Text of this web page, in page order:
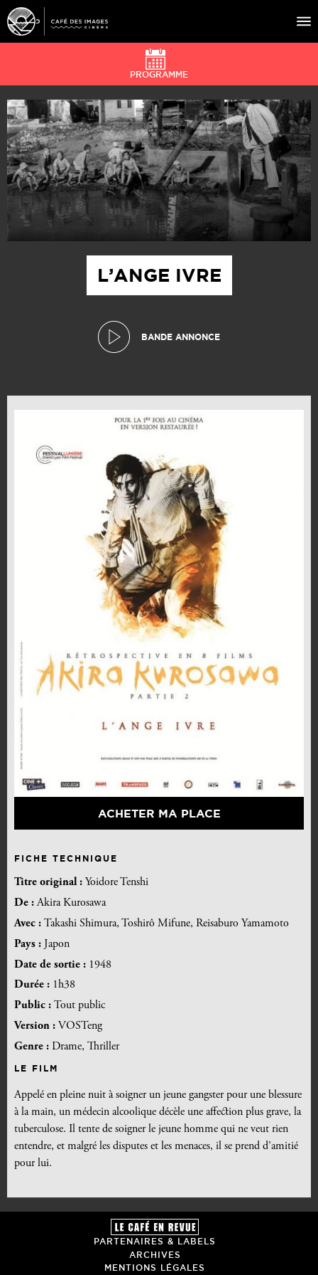
À L’AFFICHE
ÉVÉNEMENTS
CAFÉ DU CINÉ
PRATIQUE
ÉDUCATION AUX IMAGES
L’ANGE IVRE
BANDE ANNONCE
ACHETER MA PLACE
FICHE TECHNIQUE
Titre original : Yoidore Tenshi
De :Akira Kurosawa
Avec : Takashi Shimura, Toshirô Mifune, Reisaburo Yamamoto
Pays : Japon
Date de sortie : 1948
Durée : 1h38
Public : Tout public
Version : VOSTeng
Genre : Drame, Thriller
LE FILM
Appelé en pleine nuit à soigner un jeune gangster pour une blessure
à la main, un médecin alcoolique décèle une affection plus grave, la
tuberculose. Il tente de soigner le jeune homme qui ne veut rien
entendre, et malgré les disputes et les menaces, il se prend d’amitié
pour lui.
PROGRAMME
PARTENAIRES & LABELS
ARCHIVES
MENTIONS LÉGALES